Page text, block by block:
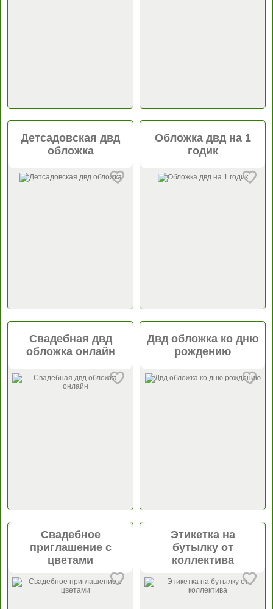
Детсадовская двд
обложка
Обложка двд на 1
годик
Свадебная двд
обложка онлайн
Двд обложка ко дню
рождению
Свадебное
приглашение с
цветами
Этикетка на
бутылку от
коллектива